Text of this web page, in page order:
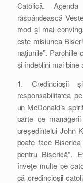
Catolică.
răspândească
mod şi mai
este misiunea
naţiunile”.
şi îndeplini mai bine
1. Credincioşii
responsabilitatea
un McDonald’s
parte de
preşedintelui John
poate face
pentru Biserică”.
înveţe multe pe
că credincioşii